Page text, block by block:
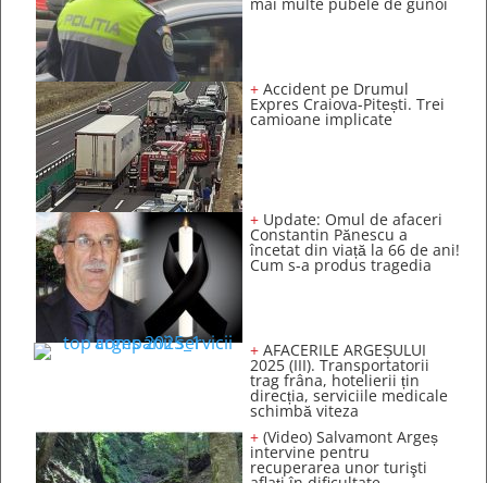
mai multe pubele de gunoi
+ Accident pe Drumul
Expres Craiova-Pitești. Trei
camioane implicate
+ Update: Omul de afaceri
Constantin Pănescu a
încetat din viață la 66 de ani!
Cum s-a produs tragedia
+ AFACERILE ARGEȘULUI
2025 (III). Transportatorii
trag frâna, hotelierii țin
direcția, serviciile medicale
schimbă viteza
+ (Video) Salvamont Argeș
intervine pentru
recuperarea unor turişti